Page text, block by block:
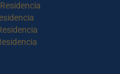
Residencia